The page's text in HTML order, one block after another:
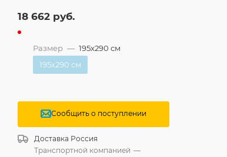
18 662 руб.
Размер — 195x290 см
195x290 см
Сообщить о поступлении
Доставка Россия
Транспортной компанией —